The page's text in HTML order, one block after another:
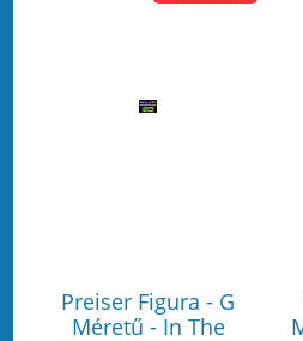
Preiser Figura - G
Méretű - In The